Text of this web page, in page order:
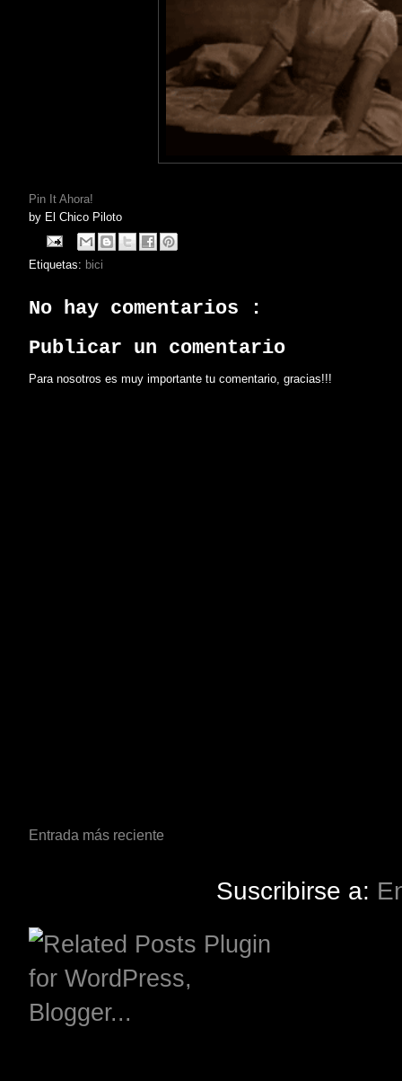
Pin It Ahora!
by El Chico Piloto
Etiquetas: bici
No hay comentarios :
Publicar un comentario
Para nosotros es muy importante tu comentario, gracias!!!
Entrada más reciente
Suscribirse a: